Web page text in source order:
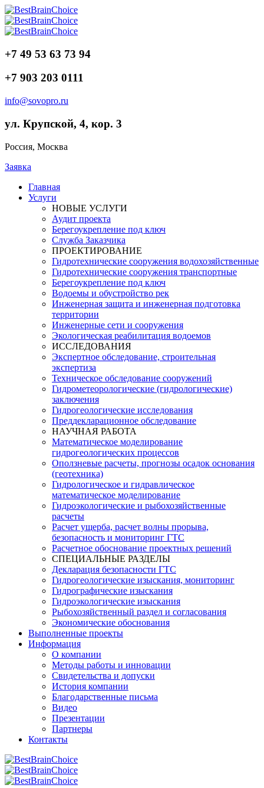
+7 49 53 63 73 94
+7 903 203 0111
info@sovopro.ru
ул. Крупской, 4, кор. 3
Россия, Москва
Заявка
Главная
Услуги
НОВЫЕ УСЛУГИ
Аудит проекта
Берегоукрепление под ключ
Служба Заказчика
ПРОЕКТИРОВАНИЕ
Гидротехнические сооружения водохозяйственные
Гидротехнические сооружения транспортные
Берегоукрепление под ключ
Водоемы и обустройство рек
Инженерная защита и инженерная подготовка
территории
Инженерные сети и сооружения
Экологическая реабилитация водоемов
ИССЛЕДОВАНИЯ
Экспертное обследование, строительная
экспертиза
Техническое обследование сооружений
Гидрометеорологические (гидрологические)
заключения
Гидрогеологические исследования
Преддекларационное обследование
НАУЧНАЯ РАБОТА
Математическое моделирование
гидрогеологических процессов
Оползневые расчеты, прогнозы осадок основания
(геотехника)
Гидрологическое и гидравлическое
математическое моделирование
Гидроэкологические и рыбохозяйственные
расчеты
Расчет ущерба, расчет волны прорыва,
безопасность и мониторинг ГТС
Расчетное обоснование проектных решений
СПЕЦИАЛЬНЫЕ РАЗДЕЛЫ
Декларация безопасности ГТС
Гидрогеологические изыскания, мониторинг
Гидрографические изыскания
Гидроэкологические изыскания
Рыбохозяйственный раздел и согласования
Экономические обоснования
Выполненные проекты
Информация
О компании
Методы работы и инновации
Свидетельства и допуски
История компании
Благодарственные письма
Видео
Презентации
Партнеры
Контакты